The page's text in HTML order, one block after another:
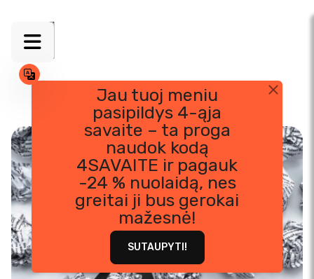
content
Jau tuoj meniu
pasipildys 4-ąja
savaite – ta proga
naudok kodą
4SAVAITE ir pagauk
-24 % nuolaidą, nes
greitai ji bus gerokai
mažesnė!
SUTAUPYTI!